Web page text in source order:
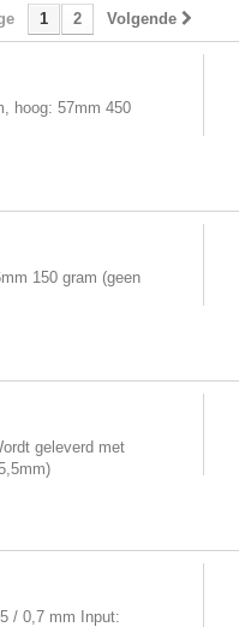
1 2 Volgende
hoog: 57mm 450
150 gram (geen
geleverd met
/ 0,7 mm Input: